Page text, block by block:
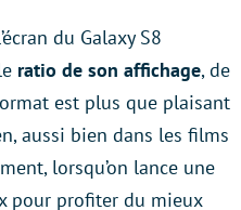
du Galaxy S8
ratio de son affichage, de
est plus que plaisant
aussi bien dans les films
lorsqu’on lance une
pour profiter du mieux